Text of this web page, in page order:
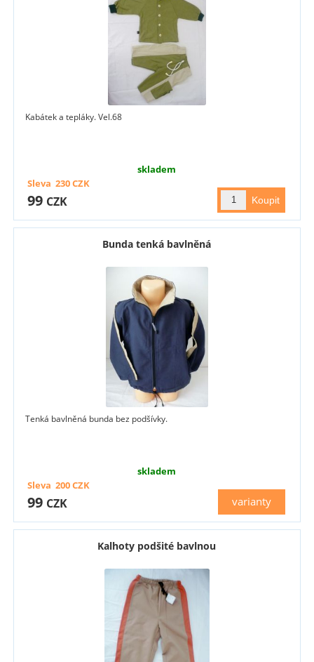
Kabátek a tepláky. Vel.68
skladem
99 CZK
Sleva 230CZK
Bunda tenká bavlněná
Tenká bavlněná bunda bez podšívky.
skladem
varianty
99 CZK
Sleva 200CZK
Kalhoty podšité bavlnou